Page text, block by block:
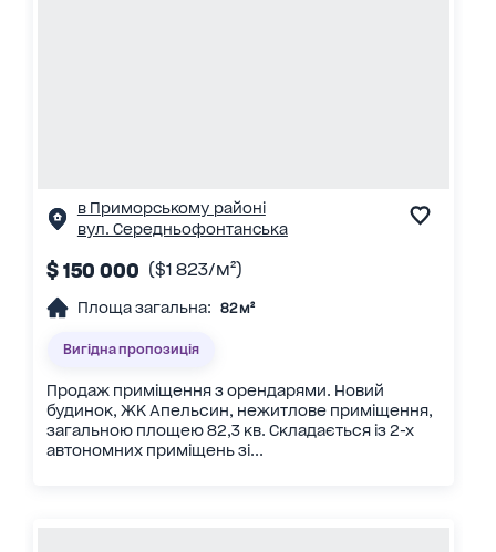
в Приморському районі
вул. Середньофонтанська
$ 150 000 ($1 823/м²)
Площа загальна: 82 м²
Вигідна пропозиція
Продаж приміщення з орендарями. Новий
будинок, ЖК Апельсин, нежитлове приміщення,
загальною площею 82,3 кв. Складається із 2-х
автономних приміщень зі...